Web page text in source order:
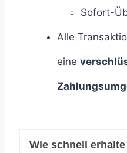
Sofort-
Alle
eine
Wie schnell